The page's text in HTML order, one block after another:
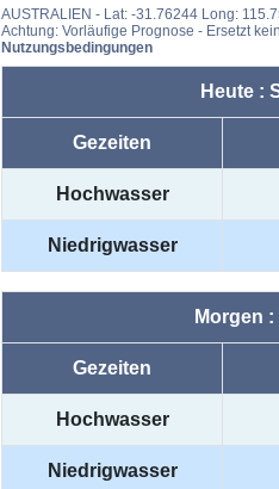
AUSTRALIEN - Lat: -31.76244 Long:
Achtung: Vorläufige Prognose - Ersetzt
Nutzungsbedingungen
Heute :
Gezeiten
Hochwasser
Niedrigwasser
Morgen
Gezeiten
Hochwasser
Niedrigwasser